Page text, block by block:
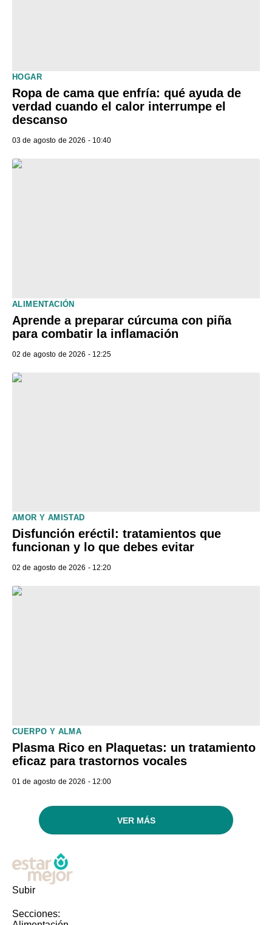
HOGAR
Ropa de cama que enfría: qué ayuda de
verdad cuando el calor interrumpe el
descanso
03 de agosto de 2026 - 10:40
ALIMENTACIÓN
Aprende a preparar cúrcuma con piña
para combatir la inflamación
02 de agosto de 2026 - 12:25
AMOR Y AMISTAD
Disfunción eréctil: tratamientos que
funcionan y lo que debes evitar
02 de agosto de 2026 - 12:20
CUERPO Y ALMA
Plasma Rico en Plaquetas: un tratamiento
eficaz para trastornos vocales
01 de agosto de 2026 - 12:00
VER MÁS
Subir
Secciones: